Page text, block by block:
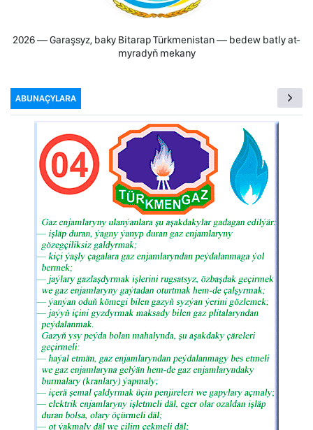
2026 — Garaşsyz, baky Bitarap Türkmenistan — bedew batly at-
myradyň mekany
ABUNAÇYLARA